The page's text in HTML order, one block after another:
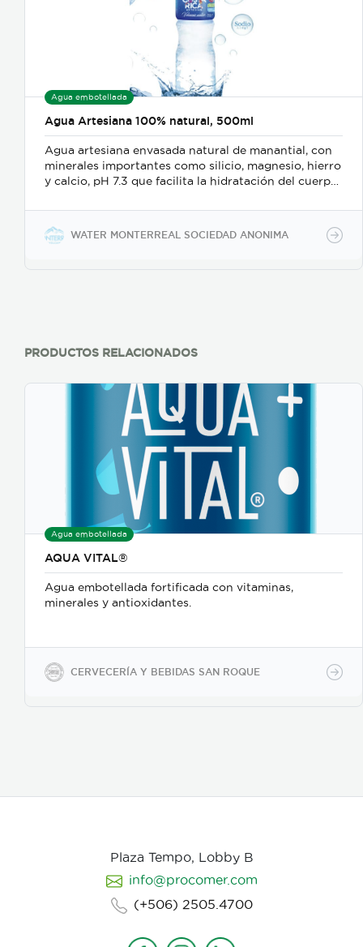
Agua embotellada
Agua Artesiana 100% natural, 500ml
Agua artesiana envasada natural de manantial, con
minerales importantes como silicio, magnesio, hierro
y calcio, pH 7.3 que facilita la hidratación del cuerpo.
WATER MONTERREAL SOCIEDAD ANONIMA
PRODUCTOS RELACIONADOS
Agua embotellada
AQUA VITAL®
Agua embotellada fortificada con vitaminas,
minerales y antioxidantes.
CERVECERÍA Y BEBIDAS SAN ROQUE
Plaza Tempo, Lobby B
info@procomer.com
(+506) 2505.4700